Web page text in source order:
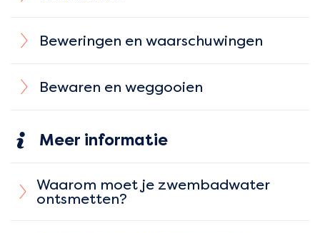
Beweringen en waarschuwingen
Bewaren en weggooien
Meer informatie
Waarom moet je zwembadwater
ontsmetten?